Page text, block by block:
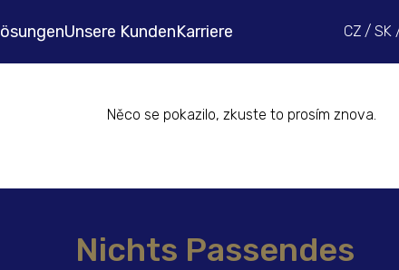
Unsere KundenKarriere CZ / SK
Něco se pokazilo, zkuste to prosím znova.
Nichts Passendes